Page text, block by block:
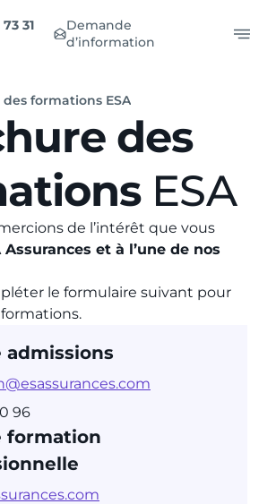
31
Demande
d’information
formations ESA
des
ESA
de l’intérêt que vous
Assurances et à l’une de nos
le formulaire suivant pour
admissions
96
formation